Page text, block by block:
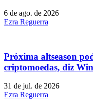
6 de ago. de 2026
Ezra Reguerra
Próxima altseason
criptomoedas, diz
31 de jul. de 2026
Ezra Reguerra